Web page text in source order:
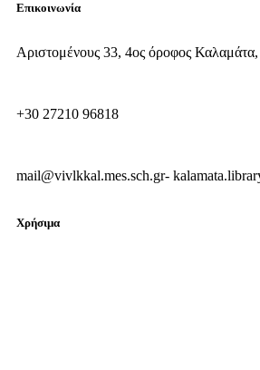
Επικοινωνία
Αριστομένους 33, 4ος όροφος
+30 27210 96818
mail@vivlkkal.mes.sch.gr-
Χρήσιμα